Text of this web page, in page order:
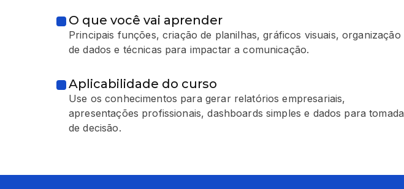
O que você vai aprender
Principais funções, criação de planilhas, gráficos visuais, organização
de dados e técnicas para impactar a comunicação.
Aplicabilidade do curso
Use os conhecimentos para gerar relatórios empresariais,
apresentações profissionais, dashboards simples e dados para tomada
de decisão.